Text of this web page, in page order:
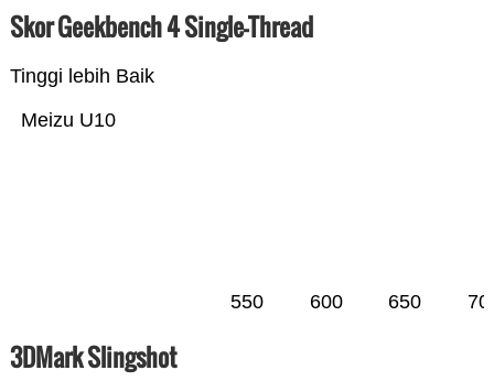
Skor Geekbench 4 Single-Thread
Tinggi lebih Baik
Meizu U10
550 600 650
3DMark Slingshot